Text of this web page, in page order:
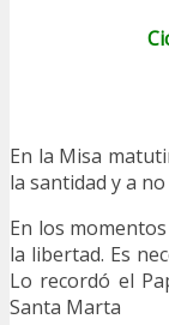
En la Misa
la santidad y a
En los
la libertad. Es
Lo recordó el
Santa Marta